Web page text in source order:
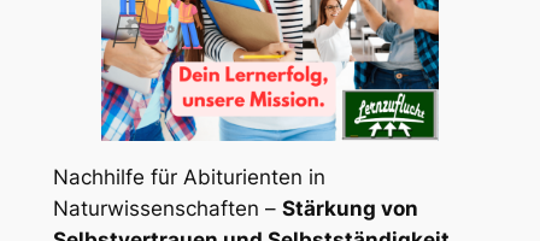
Nachhilfe für Abiturienten in
Naturwissenschaften – Stärkung von